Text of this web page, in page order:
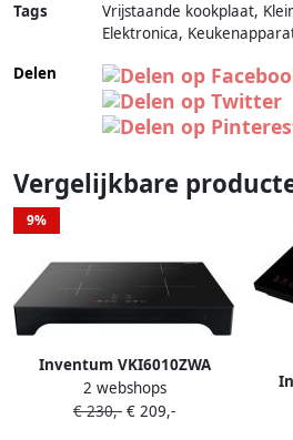
Tags
Vrijstaande kookplaat,
Elektronica,
Delen
Vergelijkbare
9%
Inventum VKI6010ZWA
inductie kookplaat 4
kookzones 59 cm 1-fase plug
2 webshops
€ 230,- € 209,-